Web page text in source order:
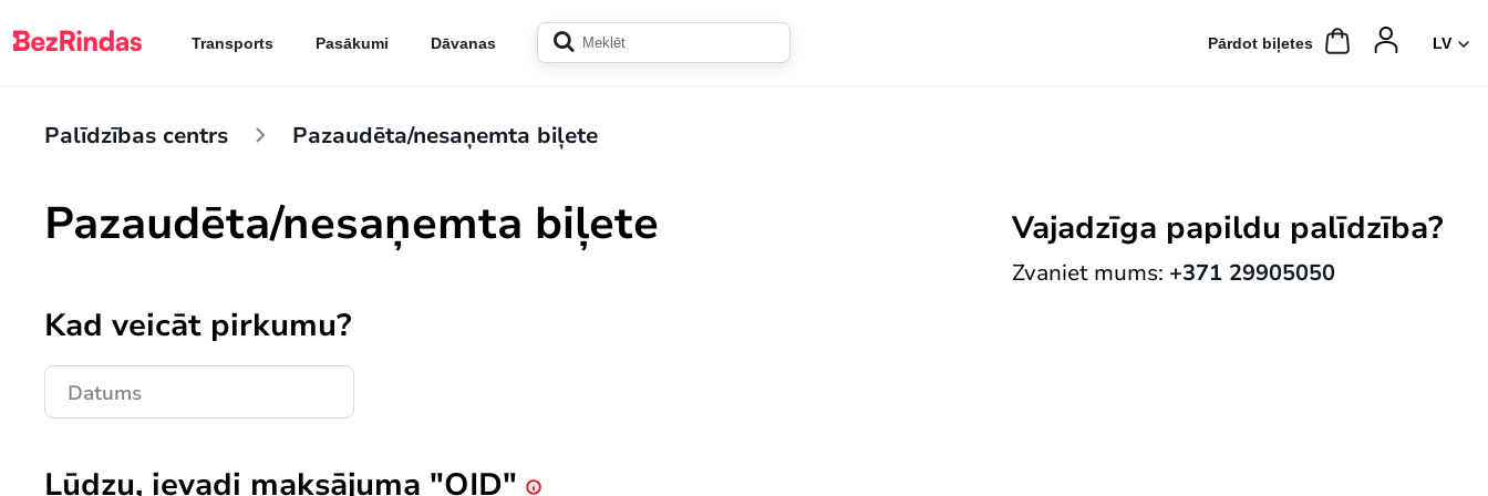
Transports Pasākumi Dāvanas Pārdot biļetes
Palīdzības centrs Pazaudēta/nesaņemta biļete
Pazaudēta/nesaņemta biļete
Kad veicāt pirkumu?
Lūdzu, ievadi maksājuma "OID"
Vajadzīga papildu palīdzība?
Zvaniet mums: +371 29905050